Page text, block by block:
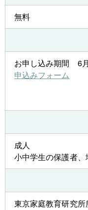
無料
お申し込み期間 6
申込みフォーム
成人
小中学生の保護者
東京家庭教育研究